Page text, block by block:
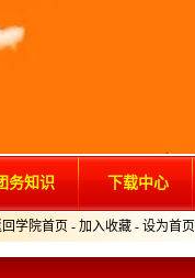
务知识 下载中心
学院首页 - 加入收藏 - 设为首页